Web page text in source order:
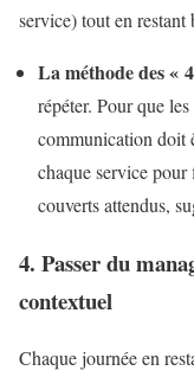
service) tout en restant
La méthode des «
répéter. Pour que
communication doit
chaque service
couverts attendus,
4. Passer du
contextuel
Chaque journée en